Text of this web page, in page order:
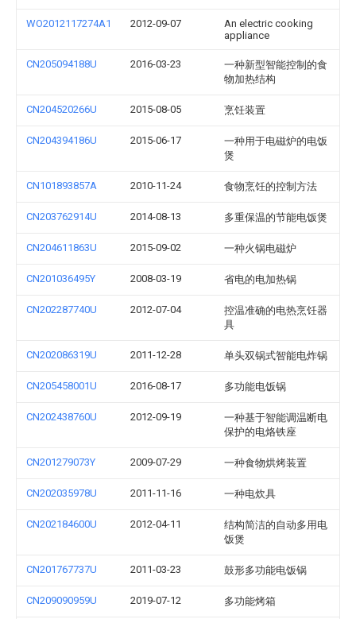
WO2012117274A1 2012-09-07
An electric cooking
appliance
CN205094188U 2016-03-23
一种新型智能控制的食
物加热结构
CN204520266U 2015-08-05 烹饪装置
CN204394186U 2015-06-17
一种用于电磁炉的电饭
煲
CN101893857A 2010-11-24 食物烹饪的控制方法
CN203762914U 2014-08-13 多重保温的节能电饭煲
CN204611863U 2015-09-02 一种火锅电磁炉
CN201036495Y 2008-03-19 省电的电加热锅
CN202287740U 2012-07-04
控温准确的电热烹饪器
具
CN202086319U 2011-12-28 单头双锅式智能电炸锅
CN205458001U 2016-08-17 多功能电饭锅
CN202438760U 2012-09-19
一种基于智能调温断电
保护的电烙铁座
CN201279073Y 2009-07-29 一种食物烘烤装置
CN202035978U 2011-11-16 一种电炊具
CN202184600U 2012-04-11
结构简洁的自动多用电
饭煲
CN201767737U 2011-03-23 鼓形多功能电饭锅
CN209090959U 2019-07-12 多功能烤箱